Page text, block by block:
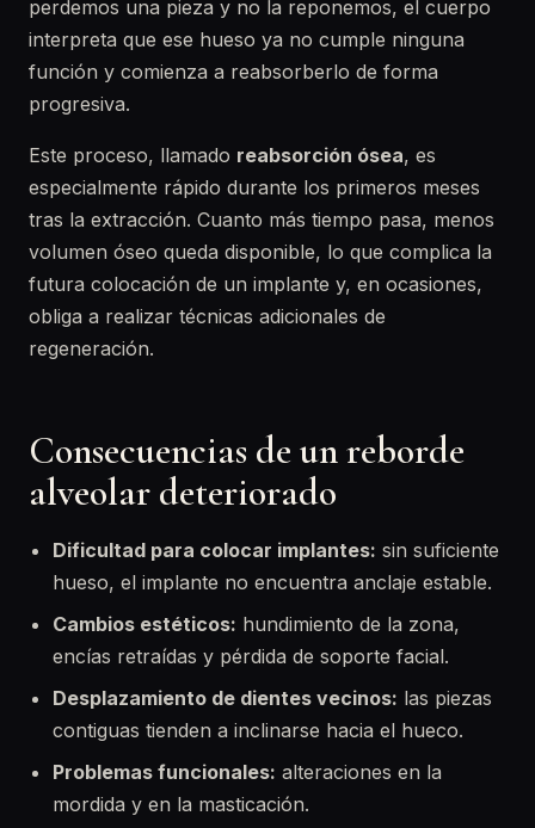
perdemos una pieza y no la reponemos, el cuerpo
interpreta que ese hueso ya no cumple ninguna
función y comienza a reabsorberlo de forma
progresiva.
Este proceso, llamado reabsorción ósea, es
especialmente rápido durante los primeros meses
tras la extracción. Cuanto más tiempo pasa, menos
volumen óseo queda disponible, lo que complica la
futura colocación de un implante y, en ocasiones,
obliga a realizar técnicas adicionales de
regeneración.
Consecuencias de un reborde
alveolar deteriorado
Dificultad para colocar implantes: sin suficiente
hueso, el implante no encuentra anclaje estable.
Cambios estéticos: hundimiento de la zona,
encías retraídas y pérdida de soporte facial.
Desplazamiento de dientes vecinos: las piezas
contiguas tienden a inclinarse hacia el hueco.
Problemas funcionales: alteraciones en la
mordida y en la masticación.